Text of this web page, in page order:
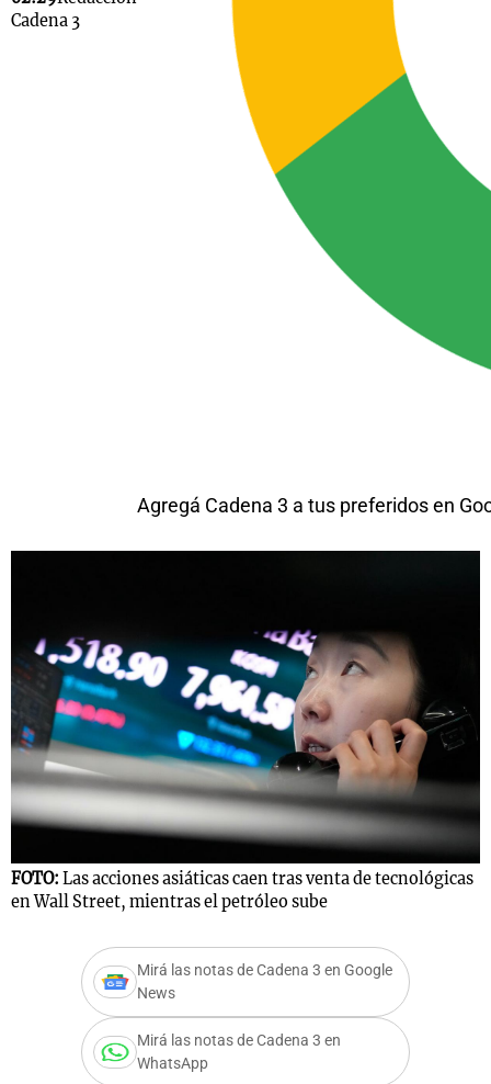
Cadena 3
Agregá Cadena 3 a tus preferidos en
FOTO: Las acciones asiáticas caen tras venta de tecnológicas
en Wall Street, mientras el petróleo sube
Mirá las notas de Cadena 3 en Google
News
Mirá las notas de Cadena 3 en
WhatsApp